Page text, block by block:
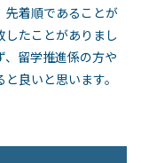
先着順であることが
たことがありまし
留学推進係の方や
良いと思います。